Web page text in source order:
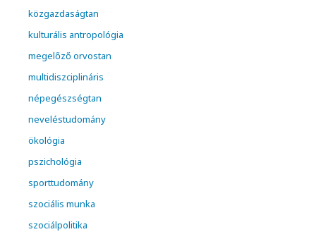
közgazdaságtan
kulturális antropológia
megelőző orvostan
multidiszciplináris
népegészségtan
neveléstudomány
ökológia
pszichológia
sporttudomány
szociális munka
szociálpolitika